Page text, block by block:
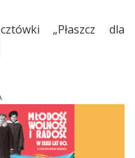
„Płaszcz dla